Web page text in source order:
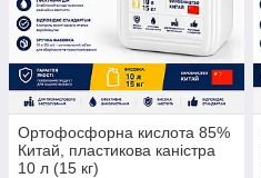
Ортофосфорна кислота 85%
Китай, пластикова каністра
10 л (15 кг)